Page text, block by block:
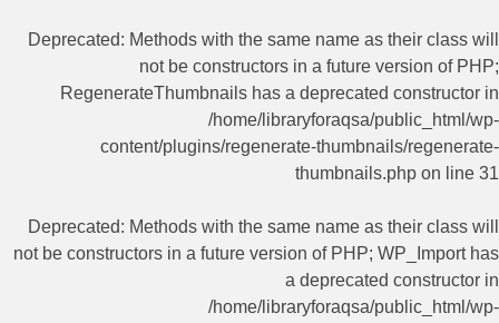
Deprecated: Methods with the same name as their class will
not be constructors in a future version of PHP;
RegenerateThumbnails has a deprecated constructor in
/home/libraryforaqsa/public_html/wp-
content/plugins/regenerate-thumbnails/regenerate-
thumbnails.php on line 31
Deprecated: Methods with the same name as their class will
not be constructors in a future version of PHP; WP_Import has
a deprecated constructor in
/home/libraryforaqsa/public_html/wp-